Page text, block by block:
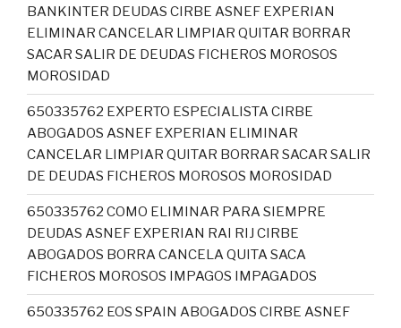
BANKINTER DEUDAS CIRBE ASNEF EXPERIAN
ELIMINAR CANCELAR LIMPIAR QUITAR BORRAR
SACAR SALIR DE DEUDAS FICHEROS MOROSOS
MOROSIDAD
650335762 EXPERTO ESPECIALISTA CIRBE
ABOGADOS ASNEF EXPERIAN ELIMINAR
CANCELAR LIMPIAR QUITAR BORRAR SACAR SALIR
DE DEUDAS FICHEROS MOROSOS MOROSIDAD
650335762 COMO ELIMINAR PARA SIEMPRE
DEUDAS ASNEF EXPERIAN RAI RIJ CIRBE
ABOGADOS BORRA CANCELA QUITA SACA
FICHEROS MOROSOS IMPAGOS IMPAGADOS
650335762 EOS SPAIN ABOGADOS CIRBE ASNEF